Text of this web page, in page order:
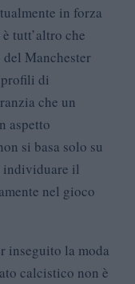
in forza
tutt’altro che
Manchester
profili di
che un
aspetto
si basa solo su
individuare il
nel gioco
inseguito la moda
calcistico non è